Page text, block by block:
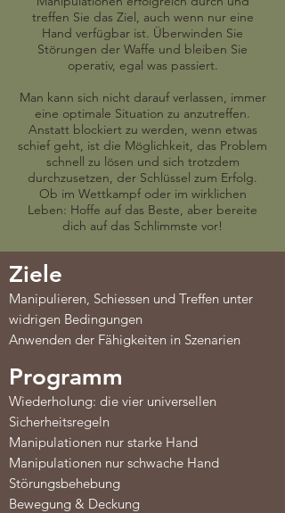
treffen Sie das Ziel, auch wenn nur eine
Hand verfügbar ist. Überwinden Sie
Störungen der Waffe und bleiben Sie
operativ, egal was passiert.
Man kann sich nicht darauf verlassen, immer
eine optimale Situation zu anzutreffen.
Anstatt blockiert zu werden, wenn etwas
schief geht, ist die Möglichkeit, das Problem
schnell zu lösen und sich trotzdem
durchzusetzen, der Schlüssel zum Erfolg.
Ob im Wettkampf oder im wirklichen
Leben: Hoffe auf das Beste, aber bereite
dich auf das Schlimmste vor!
Ziele
Manipulieren, Schiessen und Treffen unter
widrigen Bedingungen
Anwenden der Fähigkeiten in Szenarien
Programm
Wiederholung: die vier universellen
Sicherheitsregeln
Manipulationen nur starke Hand
Manipulationen nur schwache Hand
Störungsbehebung
Bewegung & Deckung